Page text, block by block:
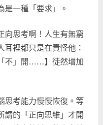
是一種「要求」。
向思考啊！人生有無窮
裡都只是在責怪他：
不」開……】徒然增加
思考能力慢慢恢復。等
謂的「正向思維」才開